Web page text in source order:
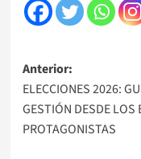
Navegación
de
entradas
Anterior:
ELECCIONES 2026:
GESTIÓN DESDE LOS
PROTAGONISTAS